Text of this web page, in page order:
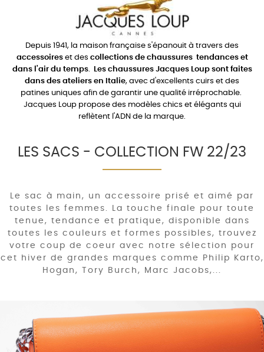
Depuis 1941, la maison française s'épanouit à travers des
accessoires et des collections de chaussures tendances et
dans l'air du temps.
Les chaussures Jacques Loup sont faites
dans des ateliers en Italie, avec d'excellents cuirs et des
patines uniques afin de garantir une qualité irréprochable.
Jacques Loup propose des modèles chics et élégants qui
reflètent l'ADN de la marque.
LES SACS - COLLECTION FW 22/23
Le sac à main, un accessoire prisé et aimé par
toutes les femmes. La touche finale pour toute
tenue, tendance et pratique, disponible dans
toutes les couleurs et formes possibles, trouvez
votre coup de coeur avec notre sélection pour
cet hiver de grandes marques comme Philip Karto,
Hogan, Tory Burch, Marc Jacobs,...